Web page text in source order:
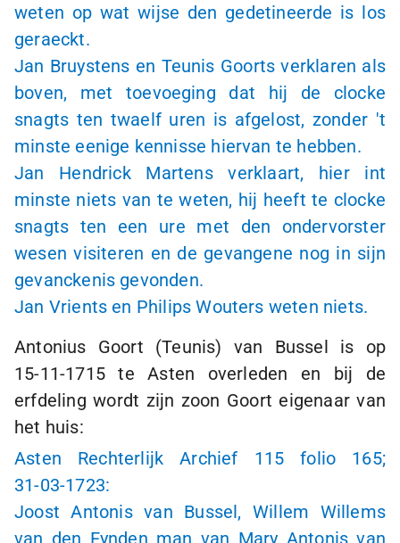
weten op wat wijse den gedetineerde is los
geraeckt.
Jan Bruystens en Teunis Goorts verklaren als
boven, met toevoeging dat hij de clocke
snagts ten twaelf uren is afgelost, zonder 't
minste eenige kennisse hiervan te hebben.
Jan Hendrick Martens verklaart, hier int
minste niets van te weten, hij heeft te clocke
snagts ten een ure met den ondervorster
wesen visiteren en de gevangene nog in sijn
gevanckenis gevonden.
Jan Vrients en Philips Wouters weten niets.
Antonius Goort (Teunis) van Bussel is op
15-11-1715te Asten overleden en bij de
erfdeling wordt zijn zoon Goort eigenaar van
het huis:
Asten Rechterlijk Archief 115 folio 165;
31-03-1723:
Joost Antonis van Bussel, Willem Willems
van den Eynden man van Mary Antonis van